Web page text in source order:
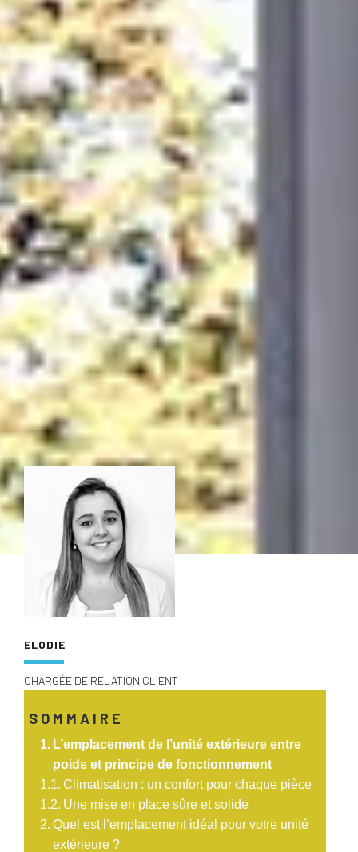
ELODIE
CHARGÉE DE RELATION CLIENT
SOMMAIRE
L’emplacement de l’unité extérieure entre
poids et principe de fonctionnement
Climatisation : un confort pour chaque pièce
Une mise en place sûre et solide
Quel est l’emplacement idéal pour votre unité
extérieure ?